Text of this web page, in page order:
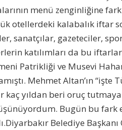
menü zenginliğine
otellerdeki kalabalık iftar
sanatçılar, gazeteciler,
katılımları da bu
Patrikliği ve Musevi
Mehmet Altan’ın “işte
kaç yıldan beri oruç
Bugün bu fark
Belediye Başkanı